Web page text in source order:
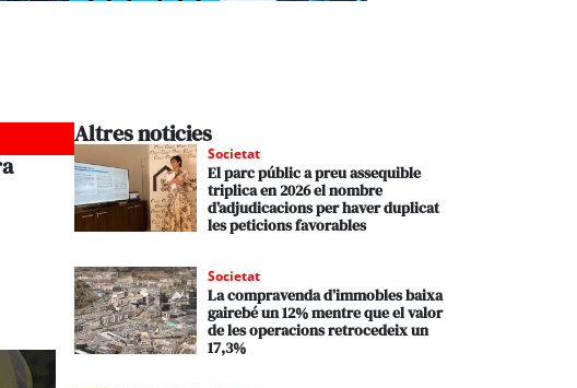
Altres noticies
Societat
El parc públic a preu assequible
triplica en 2026 el nombre
d’adjudicacions per haver duplicat
les peticions favorables
Societat
La compravenda d’immobles baixa
gairebé un 12% mentre que el valor
de les operacions retrocedeix un
17,3%